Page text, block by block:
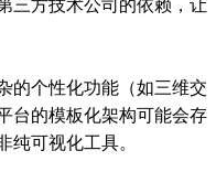
三方技术公司的依赖，让
的个性化功能（如三维交
台的模板化架构可能会存
纯可视化工具。